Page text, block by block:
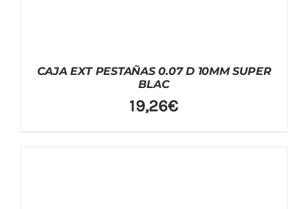
CAJA EXT PESTAÑAS 0.07 D 10MM SUPER
BLAC
19,26€